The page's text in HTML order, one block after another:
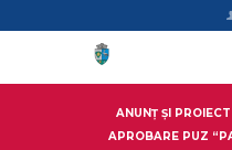
ANUNȚ ȘI
APROBARE PUZ